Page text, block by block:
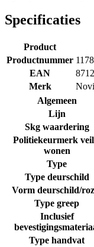
Specificaties
Product
Productnummer
EAN
Merk
Algemeen
Lijn
Skg waardering
Politiekeurmerk
wonen
Type
Type deurschild
Vorm deurschild/
Type greep
Inclusief
Type handvat